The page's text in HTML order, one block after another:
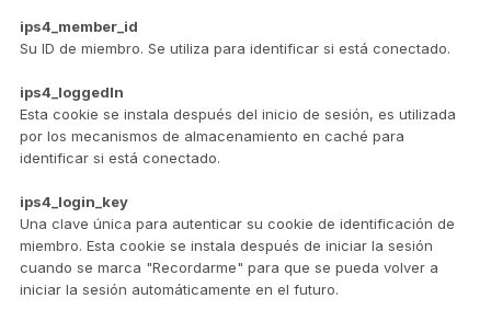
ips4_member_id
Su ID de miembro. Se utiliza para identificar si está conectado.
ips4_loggedIn
Esta cookie se instala después del inicio de sesión, es utilizada
por los mecanismos de almacenamiento en caché para
identificar si está conectado.
ips4_login_key
Una clave única para autenticar su cookie de identificación de
miembro. Esta cookie se instala después de iniciar la sesión
cuando se marca "Recordarme" para que se pueda volver a
iniciar la sesión automáticamente en el futuro.